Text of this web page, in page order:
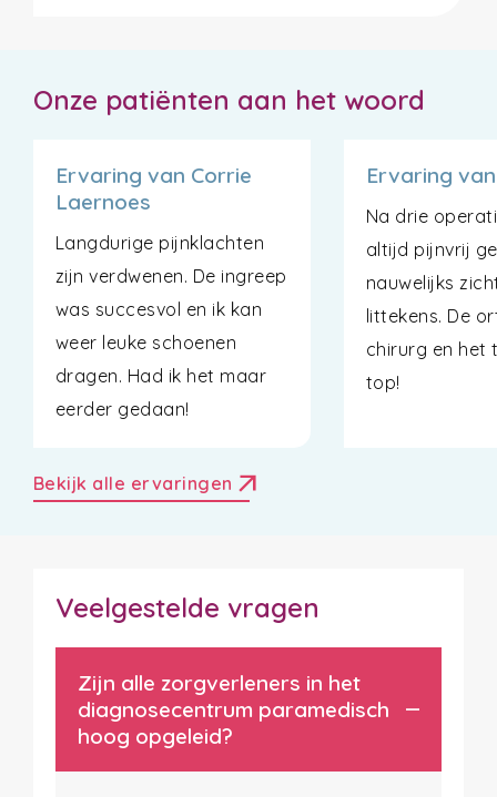
Onze patiënten aan het woord
Ervaring van Corrie
Laernoes
Langdurige pijnklachten
zijn verdwenen. De ingreep
was succesvol en ik kan
weer leuke schoenen
dragen. Had ik het maar
eerder gedaan!
Ervaring
Na drie
altijd pijnvrij
nauwelijks
littekens. De
chirurg en het
top!
Bekijk alle ervaringen arrow_outward
Veelgestelde vragen
Zijn alle zorgverleners in het
diagnosecentrum paramedisch
hoog opgeleid?